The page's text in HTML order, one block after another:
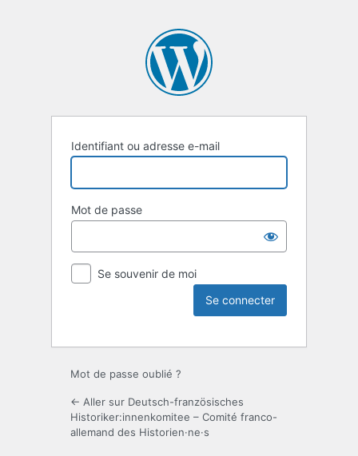
Identifiant ou adresse e-mail
Mot de passe
Se souvenir de moi
Mot de passe oublié ?
← Aller sur Deutsch-französisches
Historiker:innenkomitee – Comité franco-
allemand des Historien·ne·s